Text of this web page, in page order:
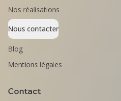
Nos réalisations
Nous contacter
Blog
Mentions légales
Contact